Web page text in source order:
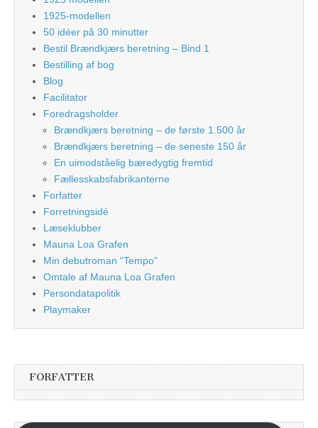
1925-modellen
50 idéer på 30 minutter
Bestil Brændkjærs beretning – Bind 1
Bestilling af bog
Blog
Facilitator
Foredragsholder
Brændkjærs beretning – de første 1.500 år
Brændkjærs beretning – de seneste 150 år
En uimodståelig bæredygtig fremtid
Fællesskabsfabrikanterne
Forfatter
Forretningsidé
Læseklubber
Mauna Loa Grafen
Min debutroman “Tempo”
Omtale af Mauna Loa Grafen
Persondatapolitik
Playmaker
FORFATTER